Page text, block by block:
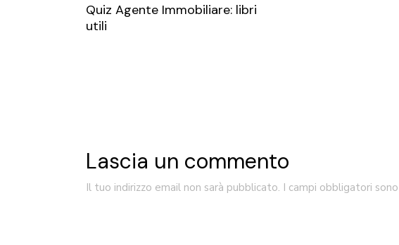
Quiz Agente Immobiliare: libri
utili
Lascia un commento
Il tuo indirizzo email non sarà pubblicato. I campi obbligatori